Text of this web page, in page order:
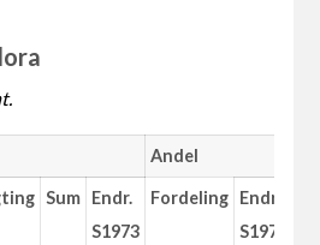
Andel
Sum Endr.
S1973
Fordeling Endr.
S1973